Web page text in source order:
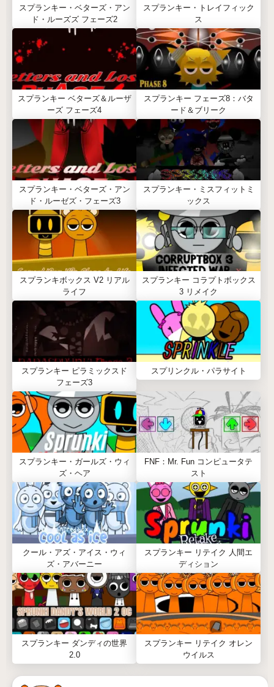
スプランキー・ベターズ・アン
ド・ルーズズ フェーズ2
スプランキー・トレイフィック
ス
スプランキー ベターズ＆ルーザ
ーズ フェーズ4
スプランキー フェーズ8：バタ
ード＆ブリーク
スプランキー・ベターズ・アン
ド・ルーゼズ・フェーズ3
スプランキー・ミスフィットミ
ックス
スプランキボックス V2 リアル
ライフ
スプランキー コラプトボックス
3 リメイク
スプランキー ピラミックスド
フェーズ3
スプリンクル・パラサイト
スプランキー・ガールズ・ウィ
ズ・ヘア
FNF：Mr. Fun コンピュータテ
スト
クール・アズ・アイス・ウィ
ズ・アバーニー
スプランキー リテイク 人間エ
ディション
スプランキー ダンディの世界
2.0
スプランキー リテイク オレン
ウイルス